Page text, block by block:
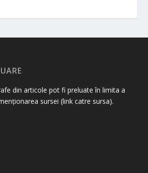
din articole pot fi preluate în limita a
sursei (link catre sursa).